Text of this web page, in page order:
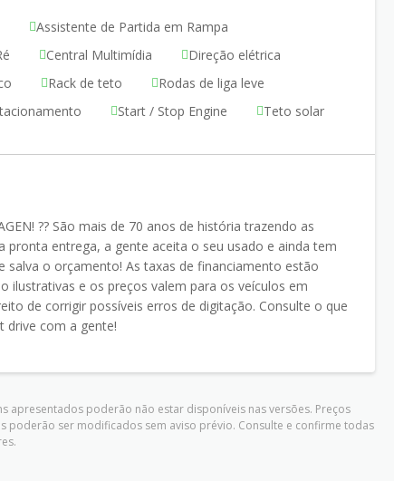
Assistente de Partida em Rampa
Central Multimídia
Direção elétrica
Rack de teto
Rodas de liga leve
Start / Stop Engine Teto solar
?? São mais de 70 anos de história trazendo as
pronta entrega, a gente aceita o seu usado e ainda tem
o orçamento! As taxas de financiamento estão
ilustrativas e os preços valem para os veículos em
de corrigir possíveis erros de digitação. Consulte o que
drive com a gente!
apresentados poderão não estar disponíveis nas versões. Preços
poderão ser modificados sem aviso prévio. Consulte e confirme todas